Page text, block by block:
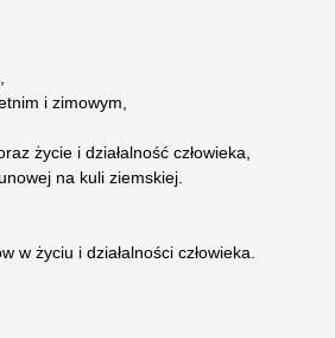
i zimowym,
życie i działalność człowieka,
na kuli ziemskiej.
w życiu i działalności człowieka.